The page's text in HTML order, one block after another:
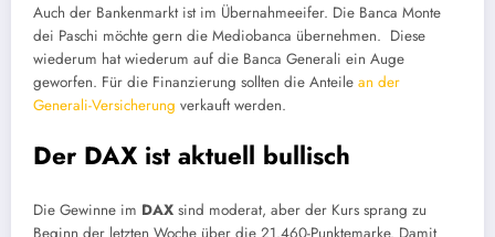
Auch der Bankenmarkt ist im Übernahmeeifer. Die Banca Monte
dei Paschi möchte gern die Mediobanca übernehmen. Diese
wiederum hat wiederum auf die Banca Generali ein Auge
geworfen. Für die Finanzierung sollten die Anteile an der
Generali-Versicherung verkauft werden.
Der DAX ist aktuell bullisch
Die Gewinne im DAX sind moderat, aber der Kurs sprang zu